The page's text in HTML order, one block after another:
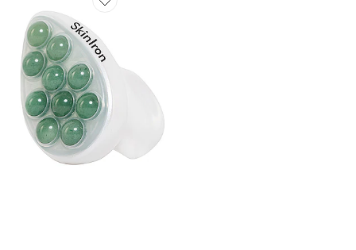
Favorite JADE VISAGE SKIN IRON FACE JADE